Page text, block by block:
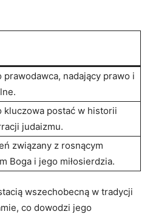
prawodawca, ‍nadający prawo i
kluczowa postać w historii
judaizmu.
związany z rosnącym
Boga i jego⁢ miłosierdzia.
wszechobecną w tradycji
co ‍dowodzi jego